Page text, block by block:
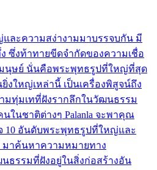
ละความสง่างามมาบรรจบกัน มี
ซึ่งท้าทายขีดจำกัดของความเชื่อ
มนุษย์ นั่นคือพระพุทธรูปที่ใหญ่ที่สุด
งใหญ่เหล่านี้ เป็นเครื่องพิสูจน์ถึง
มทุ่มเทที่ฝังรากลึกในวัฒนธรรม
นชาติต่างๆ Palanla จะพาคุณ
10 อันดับพระพุทธรูปที่ใหญ่และ
มาค้นหาความหมายทาง
ธรรมที่ฝังอยู่ในสิ่งก่อสร้างอัน